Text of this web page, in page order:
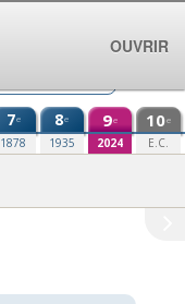
7e
1878
8e
1935
9e
2024
10e
E.C.
OUVRIR